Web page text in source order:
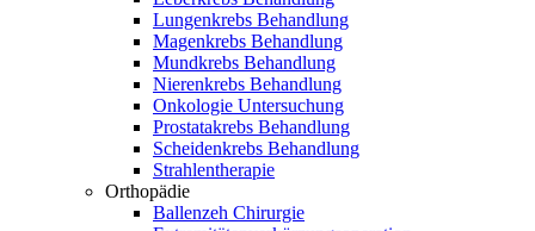
Lungenkrebs Behandlung
Magenkrebs Behandlung
Mundkrebs Behandlung
Nierenkrebs Behandlung
Onkologie Untersuchung
Prostatakrebs Behandlung
Scheidenkrebs Behandlung
Strahlentherapie
Orthopädie
Ballenzeh Chirurgie